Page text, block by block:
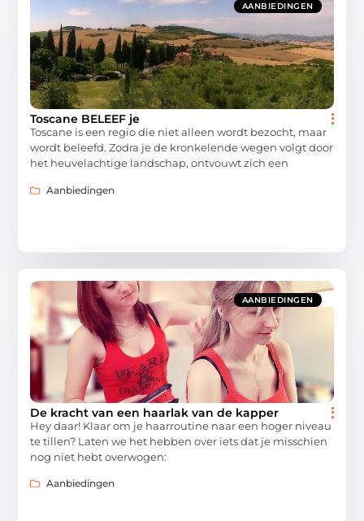
AANBIEDINGEN
Toscane BELEEF je
Toscane is een regio die niet alleen wordt bezocht, maar
wordt beleefd. Zodra je de kronkelende wegen volgt door
het heuvelachtige landschap, ontvouwt zich een
Aanbiedingen
AANBIEDINGEN
De kracht van een haarlak van de kapper
Hey daar! Klaar om je haarroutine naar een hoger niveau
te tillen? Laten we het hebben over iets dat je misschien
nog niet hebt overwogen:
Aanbiedingen